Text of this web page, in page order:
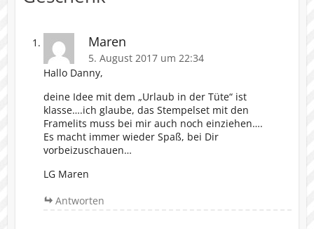
Maren
5. August 2017 um 22:34
Hallo Danny,
deine Idee mit dem „Urlaub in der Tüte“ ist
klasse….ich glaube, das Stempelset mit den
Framelits muss bei mir auch noch einziehen….
Es macht immer wieder Spaß, bei Dir
vorbeizuschauen…
LG Maren
Antworten